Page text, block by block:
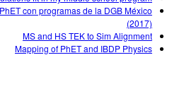
con programas de la DGB México
(2017)
MS and HS TEK to Sim Alignment
Mapping of PhET and IBDP Physics